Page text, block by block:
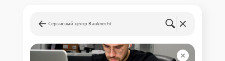
Сервисный центр Bauknecht